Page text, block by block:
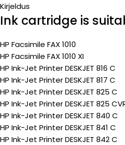
Kirjeldus
Ink cartridge is
HP Facsimile FAX 1010
HP Facsimile FAX 1010 XI
HP Ink-Jet Printer DESKJET 816 C
HP Ink-Jet Printer DESKJET 817 C
HP Ink-Jet Printer DESKJET 825 C
HP Ink-Jet Printer DESKJET 825
HP Ink-Jet Printer DESKJET 840 C
HP Ink-Jet Printer DESKJET 841 C
HP Ink-Jet Printer DESKJET 842 C